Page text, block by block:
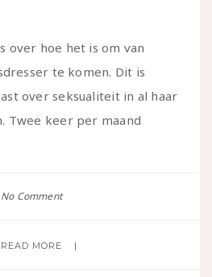
over hoe het is om van
te komen. Dit is
over seksualiteit in al haar
Twee keer per maand
No Comment
READ MORE